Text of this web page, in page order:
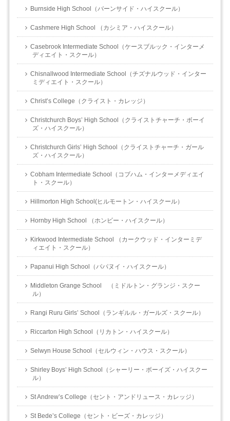
Burnside High School（バーンサイド・ハイスクール）
Cashmere High School （カシミア・ハイスクール）
Casebrook Intermediate School（ケースブルック・インターメ
ディエイト・スクール）
Chisnallwood Intermediate School（チズナルウッド・インター
ミディエイト・スクール）
Christ’s College（クライスト・カレッジ）
Christchurch Boys’ High School（クライストチャーチ・ボーイ
ズ・ハイスクール）
Christchurch Girls’ High School（クライストチャーチ・ガール
ズ・ハイスクール）
Cobham Intermediate School（コブハム・インターメディエイ
ト・スクール）
Hillmorton High School(ヒルモートン・ハイスクール）
Hornby High School （ホンビー・ハイスクール）
Kirkwood Intermediate School （カークウッド・インターミデ
ィエイト・スクール）
Papanui High School（パパヌイ・ハイスクール）
Middleton Grange School （ミドルトン・グランジ・スクー
ル）
Rangi Ruru Girls’ School（ランギルル・ガールズ・スクール）
Riccarton High School（リカトン・ハイスクール）
Selwyn House School（セルウィン・ハウス・スクール）
Shirley Boys’ High School（シャーリー・ボーイズ・ハイスクー
ル）
St Andrew’s College（セント・アンドリュース・カレッジ）
St Bede’s College（セント・ビーズ・カレッジ）